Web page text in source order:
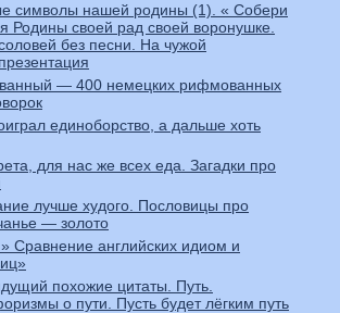
символы нашей родины (1). « Собери
Родины своей рад своей воронушке.
без песни. На чужой
— 400 немецких рифмованных
единоборство, а дальше хоть
для нас же всех еда. Загадки про
лучше худого. Пословицы про
— золото
Сравнение английских идиом и
похожие цитаты. Путь.
о пути. Пусть будет лёгким путь